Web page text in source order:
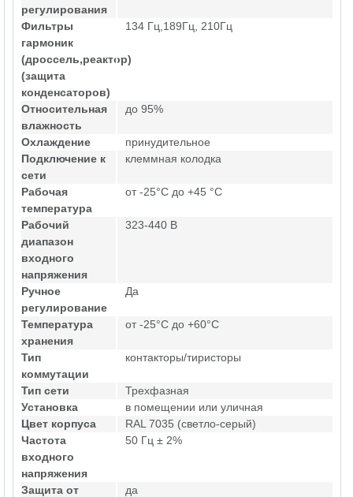
регулирования
Фильтры
гармоник
(дроссель,реактор)
(защита
конденсаторов)
134 Гц,189Гц, 210Гц
Относительная
влажность
до 95%
Охлаждение
принудительное
Подключение к
сети
клеммная колодка
Рабочая
температура
от -25°C до +45 °C
Рабочий
диапазон
входного
напряжения
323-440 В
Ручное
регулирование
Да
Температура
хранения
от -25°C до +60°C
Тип
коммутации
контакторы/тиристоры
Тип сети
Трехфазная
Установка
в помещении или уличная
Цвет корпуса
RAL 7035 (светло-серый)
Частота
входного
напряжения
50 Гц ± 2%
Защита от
да